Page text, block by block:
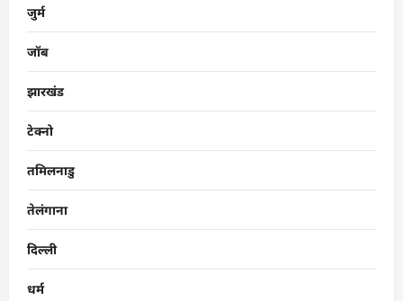
जुर्म
जॉब
झारखंड
टेक्नो
तमिलनाडु
तेलंगाना
दिल्ली
धर्म